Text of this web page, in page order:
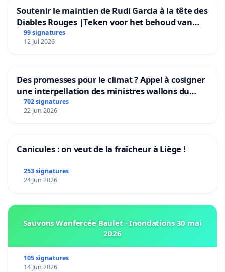
Soutenir le maintien de Rudi Garcia à la tête des
Diables Rouges |Teken voor het behoud van
Rudi Garcia als bondscoach
99 signatures
12 Jul 2026
Des promesses pour le climat ? Appel à cosigner
une interpellation des ministres wallons du
climat et de l’environnement.
702 signatures
22 Jun 2026
Canicules : on veut de la fraîcheur à Liège !
253 signatures
24 Jun 2026
Sauvons Wanfercée Baulet - Inondations 30 mai
2026
105 signatures
14 Jun 2026